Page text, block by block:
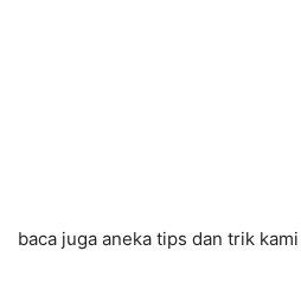
baca juga aneka tips dan trik